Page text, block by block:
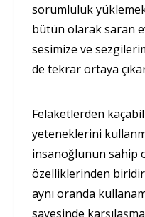
sorumluluk
bütün olarak saran
sesimize ve
de tekrar ortaya
Felaketlerden
yeteneklerini
insanoğlunun sahip
özelliklerinden
aynı oranda
sayesinde